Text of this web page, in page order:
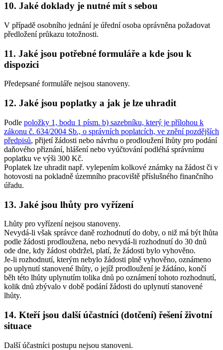
10. Jaké doklady je nutné mít s sebou
V případě osobního jednání je úřední osoba oprávněna požadovat
předložení průkazu totožnosti.
11. Jaké jsou potřebné formuláře a kde jsou k
dispozici
Předepsané formuláře nejsou stanoveny.
12. Jaké jsou poplatky a jak je lze uhradit
Podle položky 1, bodu 1 písm. b) sazebníku, který je přílohou k
zákonu č. 634/2004 Sb., o správních poplatcích, ve znění pozdějších
předpisů, přijetí žádosti nebo návrhu o prodloužení lhůty pro podání
daňového přiznání, hlášení nebo vyúčtování podléhá správnímu
poplatku ve výši 300 Kč.
Poplatek lze uhradit např. vylepením kolkové známky na žádost či v
hotovosti na pokladně územního pracoviště příslušného finančního
úřadu.
13. Jaké jsou lhůty pro vyřízení
Lhůty pro vyřízení nejsou stanoveny.
Nevydá-li však správce daně rozhodnutí do doby, o niž má být lhůta
podle žádosti prodloužena, nebo nevydá-li rozhodnutí do 30 dnů
ode dne, kdy žádost obdržel, platí, že žádosti bylo vyhověno.
Je-li rozhodnutí, kterým nebylo žádosti plně vyhověno, oznámeno
po uplynutí stanovené lhůty, o jejíž prodloužení je žádáno, končí
běh této lhůty uplynutím tolika dnů po oznámení tohoto rozhodnutí,
kolik dnů zbývalo v době podání žádosti do uplynutí stanovené
lhůty.
14. Kteří jsou další účastníci (dotčení) řešení životní
situace
Další účastníci postupu nejsou stanoveni.